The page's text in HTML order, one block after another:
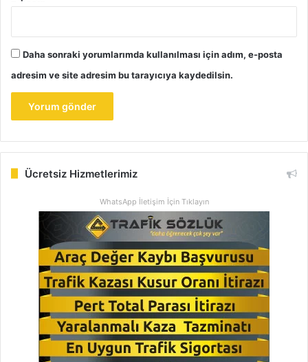
Daha sonraki yorumlarımda kullanılması için adım, e-posta
adresim ve site adresim bu tarayıcıya kaydedilsin.
Ücretsiz Hizmetlerimiz
WhatsApp İletişim İçin Tıklayın